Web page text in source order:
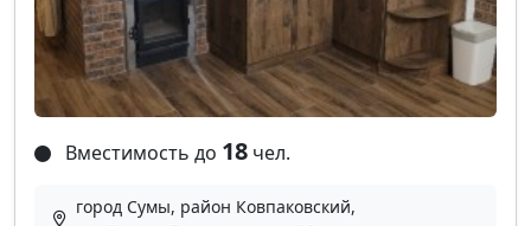
Вместимость до 18 чел.
город Сумы, район Ковпаковский,